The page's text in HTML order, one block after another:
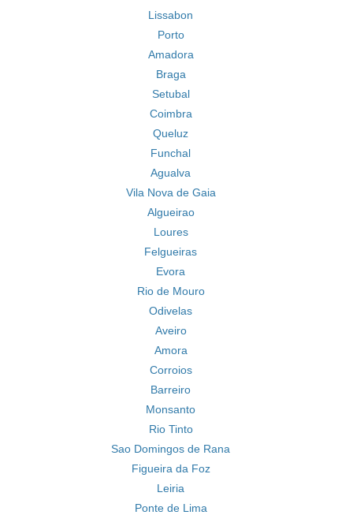
Lissabon
Porto
Amadora
Braga
Setubal
Coimbra
Queluz
Funchal
Agualva
Vila Nova de Gaia
Algueirao
Loures
Felgueiras
Evora
Rio de Mouro
Odivelas
Aveiro
Amora
Corroios
Barreiro
Monsanto
Rio Tinto
Sao Domingos de Rana
Figueira da Foz
Leiria
Ponte de Lima